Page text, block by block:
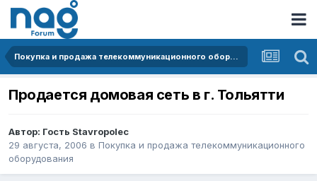
Покупка и продажа телекоммуникационного оборудования
Продается домовая сеть в г. Тольятти
Автор: Гость Stavropolec
29 августа, 2006 в Покупка и продажа телекоммуникационного
оборудования